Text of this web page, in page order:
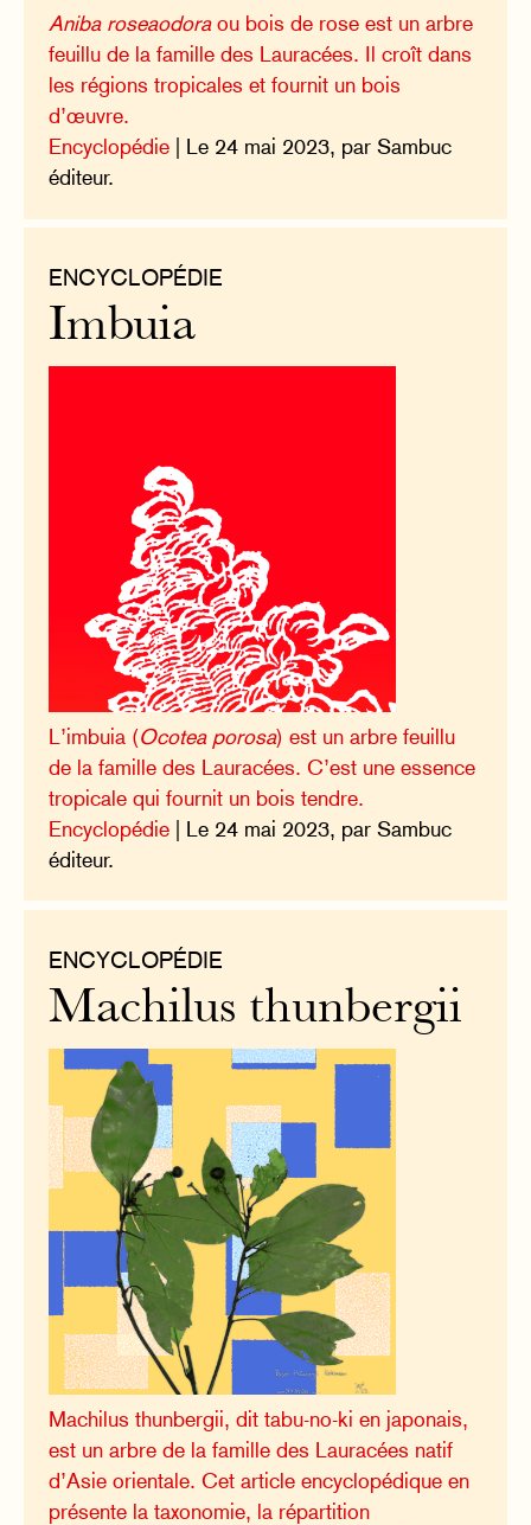
Aniba roseaodoraou bois de rose est un arbre
feuillu de la famille des Lauracées. Il croît dans
les régions tropicales et fournit un bois
d’œuvre.
Encyclopédie | Le 24 mai 2023, par Sambuc
éditeur.
ENCYCLOPÉDIE
Imbuia
L’imbuia (Ocotea porosa) est un arbre feuillu
de la famille des Lauracées. C’est une essence
tropicale qui fournit un bois tendre.
Encyclopédie | Le 24 mai 2023, par Sambuc
éditeur.
ENCYCLOPÉDIE
Machilus thunbergii
Machilus thunbergii, dit tabu-no-ki en japonais,
est un arbre de la famille des Lauracées natif
d’Asie orientale. Cet article encyclopédique en
présente la taxonomie, la répartition